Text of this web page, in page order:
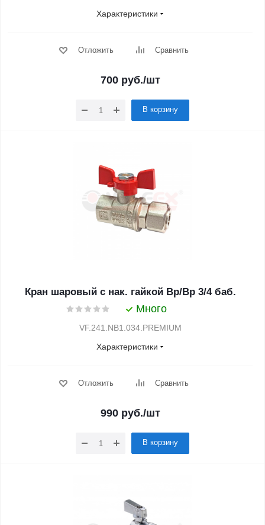
Характеристики
Отложить Сравнить
700 руб./шт
В корзину
Кран шаровый с нак. гайкой Вр/Вр 3/4 баб.
Много
VF.241.NB1.034.PREMIUM
Характеристики
Отложить Сравнить
990 руб./шт
В корзину